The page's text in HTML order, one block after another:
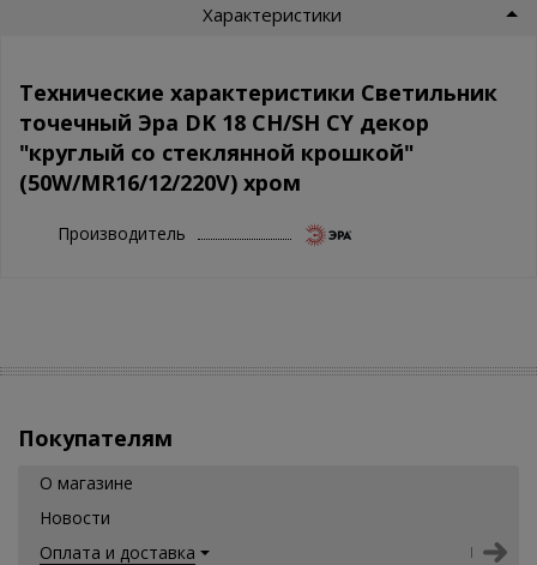
Характеристики
Технические характеристики Светильник
точечный Эра DK 18 CH/SH CY декор
"круглый со стеклянной крошкой"
(50W/MR16/12/220V) хром
Производитель
Покупателям
О магазине
Новости
Оплата и доставка